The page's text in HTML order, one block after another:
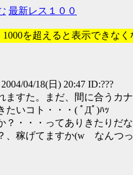
最新レス１００
を超えると表示できな
04/18(日) 20:47 ID:???
ますた。まだ、間に合うカ
たいコト・・・( ﾟДﾟ)ﾊｯ
？・・・ってありきたりだ
、稼げてますか(w なんつ